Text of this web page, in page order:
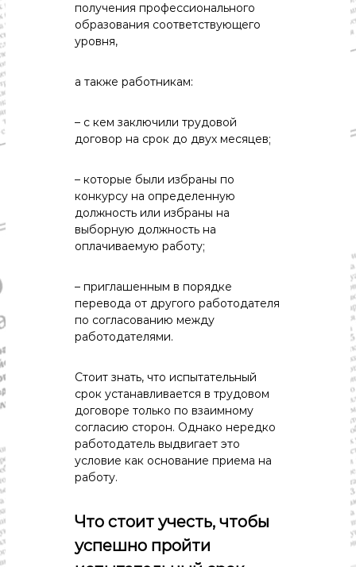
получения профессионального
образования соответствующего
уровня,
а также работникам:
– с кем заключили трудовой
договор на срок до двух месяцев;
– которые были избраны по
конкурсу на определенную
должность или избраны на
выборную должность на
оплачиваемую работу;
– приглашенным в порядке
перевода от другого работодателя
по согласованию между
работодателями.
Стоит знать, что испытательный
срок устанавливается в трудовом
договоре только по взаимному
согласию сторон. Однако нередко
работодатель выдвигает это
условие как основание приема на
работу.
Что стоит учесть, чтобы
успешно пройти